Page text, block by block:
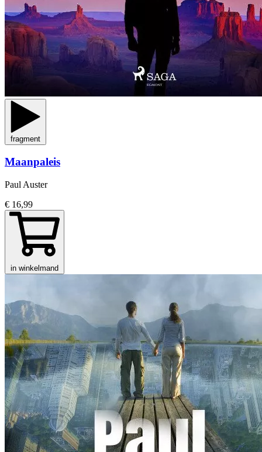
fragment
Maanpaleis
Paul Auster
€ 16,99
in winkelmand